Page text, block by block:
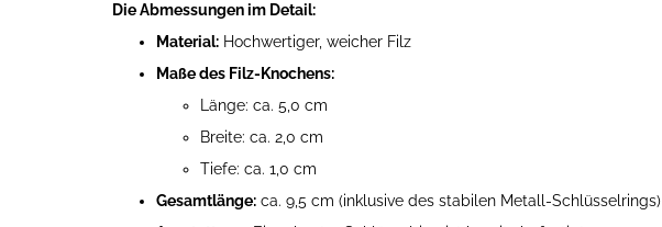
Die Abmessungen im Detail:
Material: Hochwertiger, weicher Filz
Maße des Filz-Knochens:
Länge: ca. 5,0 cm
Breite: ca. 2,0 cm
Tiefe: ca. 1,0 cm
Gesamtlänge: ca. 9,5 cm (inklusive des stabilen Metall-Schlüsselrings)